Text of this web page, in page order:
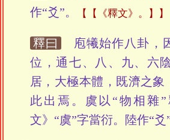
作“爻”。
【《釋文》。】
釋曰
庖犧始作八卦，
位，通七、八、九、六
居，大極本體，既濟之象
此出焉。虞以“物相雜
文》“虞”字當衍。陸作“爻